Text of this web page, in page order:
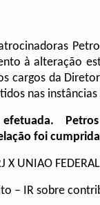
à alteração
cargos da
nas
foi
X UNIAO FEDERAL
– IR sobre